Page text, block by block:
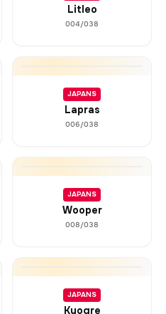
Litleo
004/038
JAPANS
Lapras
006/038
JAPANS
Wooper
008/038
JAPANS
Kyogre